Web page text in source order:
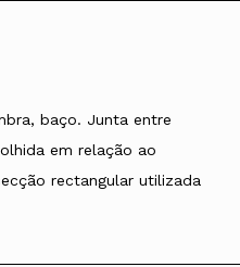
baço. Junta entre
em relação ao
rectangular utilizada